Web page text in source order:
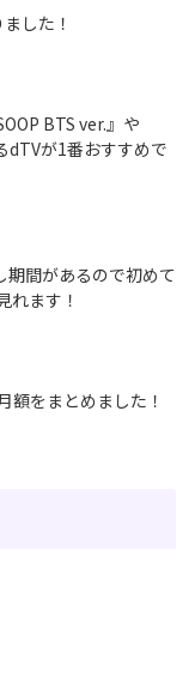
した！
BTS ver.』や
dTVが1番おすすめで
間があるので初めて
れます！
額をまとめました！